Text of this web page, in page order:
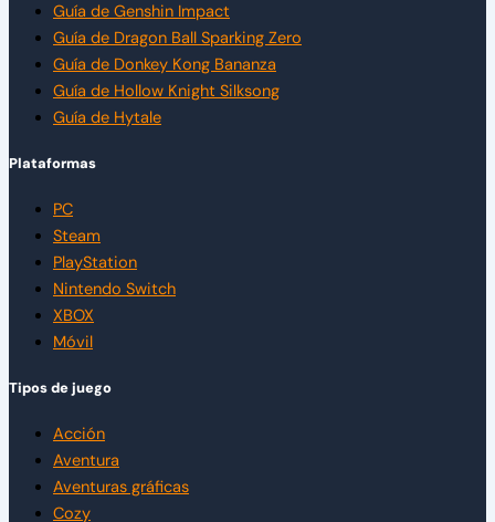
Guía de Genshin Impact
Guía de Dragon Ball Sparking Zero
Guía de Donkey Kong Bananza
Guía de Hollow Knight Silksong
Guía de Hytale
Plataformas
PC
Steam
PlayStation
Nintendo Switch
XBOX
Móvil
Tipos de juego
Acción
Aventura
Aventuras gráficas
Cozy